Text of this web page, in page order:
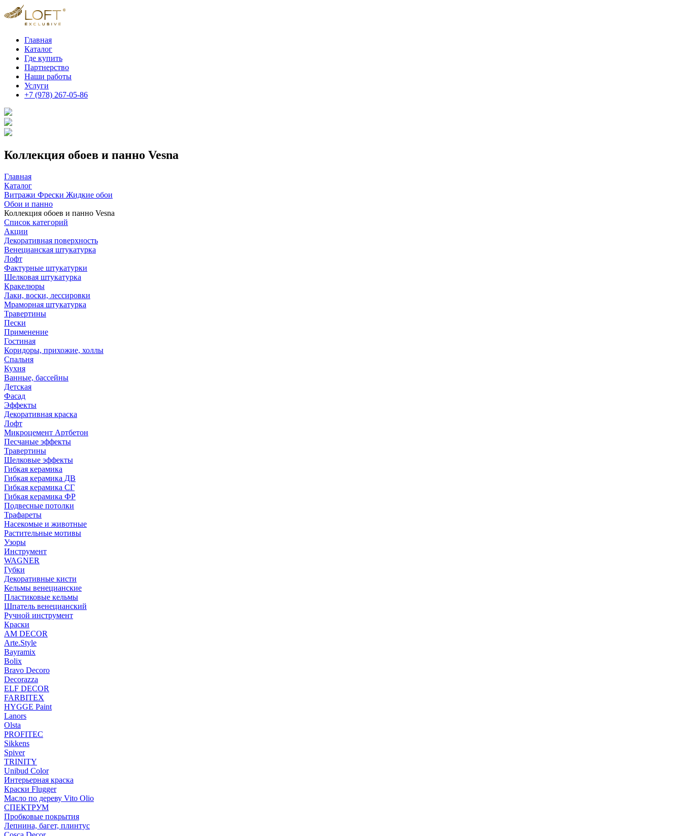
Главная
Каталог
Где купить
Партнерство
Наши работы
Услуги
+7 (978) 267-05-86
Коллекция обоев и панно Vesna
Главная
Каталог
Витражи Фрески Жидкие обои
Обои и панно
Коллекция обоев и панно Vesna
Список категорий
Акции
Декоративная поверхность
Венецианская штукатурка
Лофт
Фактурные штукатурки
Шелковая штукатурка
Кракелюры
Лаки, воски, лессировки
Мраморная штукатурка
Травертины
Пески
Применение
Гостиная
Коридоры, прихожие, холлы
Спальня
Кухня
Ванные, бассейны
Детская
Фасад
Эффекты
Декоративная краска
Лофт
Микроцемент Артбетон
Песчаные эффекты
Травертины
Шелковые эффекты
Гибкая керамика
Гибкая керамика ДВ
Гибкая керамика СГ
Гибкая керамика ФР
Подвесные потолки
Трафареты
Насекомые и животные
Растительные мотивы
Узоры
Инструмент
WAGNER
Губки
Декоративные кисти
Кельмы венецианские
Пластиковые кельмы
Шпатель венецианский
Ручной инструмент
Краски
AM DECOR
Arte.Style
Bayramix
Bolix
Bravo Decoro
Decorazza
ELF DECOR
FARBITEX
HYGGE Paint
Lanors
Olsta
PROFITEC
Sikkens
Spiver
TRINITY
Unibud Color
Интерьерная краска
Краски Flugger
Масло по дереву Vito Olio
СПЕКТРУМ
Пробковые покрытия
Лепнина, багет, плинтус